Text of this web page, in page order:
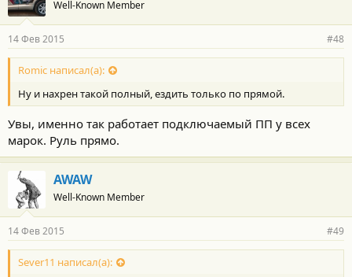
Well-Known Member
14 Фев 2015 #48
Romic написал(а):
Ну и нахрен такой полный, ездить только по прямой.
Увы, именно так работает подключаемый ПП у всех
марок. Руль прямо.
AWAW
Well-Known Member
14 Фев 2015 #49
Sever11 написал(а):